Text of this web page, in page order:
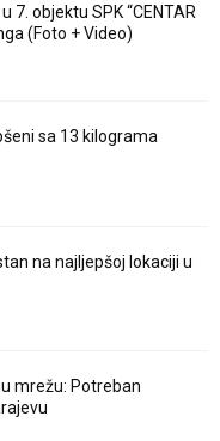
7. objektu SPK “CENTAR
(Foto + Video)
sa 13 kilograma
na najljepšoj lokaciji u
mrežu: Potreban